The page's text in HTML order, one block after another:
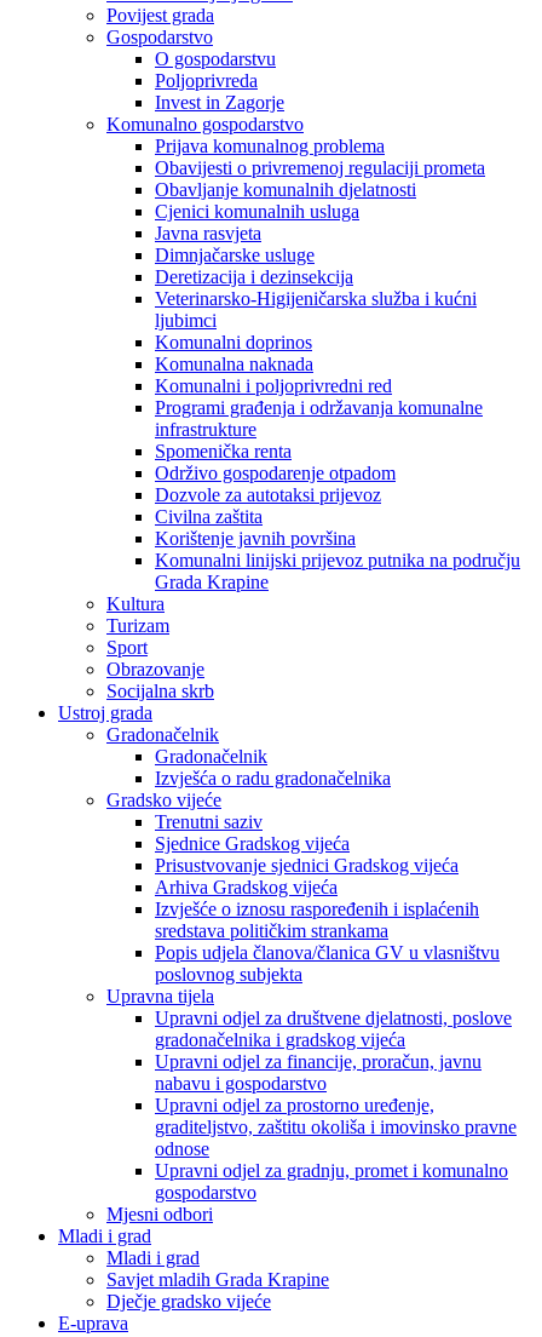
Povijest grada
Gospodarstvo
O gospodarstvu
Poljoprivreda
Invest in Zagorje
Komunalno gospodarstvo
Prijava komunalnog problema
Obavijesti o privremenoj regulaciji prometa
Obavljanje komunalnih djelatnosti
Cjenici komunalnih usluga
Javna rasvjeta
Dimnjačarske usluge
Deretizacija i dezinsekcija
Veterinarsko-Higijeničarska služba i kućni
ljubimci
Komunalni doprinos
Komunalna naknada
Komunalni i poljoprivredni red
Programi građenja i održavanja komunalne
infrastrukture
Spomenička renta
Održivo gospodarenje otpadom
Dozvole za autotaksi prijevoz
Civilna zaštita
Korištenje javnih površina
Komunalni linijski prijevoz putnika na području
Grada Krapine
Kultura
Turizam
Sport
Obrazovanje
Socijalna skrb
Ustroj grada
Gradonačelnik
Gradonačelnik
Izvješća o radu gradonačelnika
Gradsko vijeće
Trenutni saziv
Sjednice Gradskog vijeća
Prisustvovanje sjednici Gradskog vijeća
Arhiva Gradskog vijeća
Izvješće o iznosu raspoređenih i isplaćenih
sredstava političkim strankama
Popis udjela članova/članica GV u vlasništvu
poslovnog subjekta
Upravna tijela
Upravni odjel za društvene djelatnosti, poslove
gradonačelnika i gradskog vijeća
Upravni odjel za financije, proračun, javnu
nabavu i gospodarstvo
Upravni odjel za prostorno uređenje,
graditeljstvo, zaštitu okoliša i imovinsko pravne
odnose
Upravni odjel za gradnju, promet i komunalno
gospodarstvo
Mjesni odbori
Mladi i grad
Mladi i grad
Savjet mladih Grada Krapine
Dječje gradsko vijeće
E-uprava